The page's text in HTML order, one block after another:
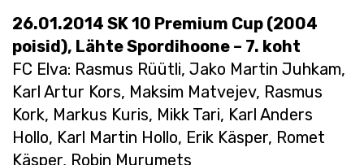
26.01.2014 SK 10 Premium Cup (2004
poisid), Lähte Spordihoone – 7. koht
FC Elva: Rasmus Rüütli, Jako Martin Juhkam,
Karl Artur Kors, Maksim Matvejev, Rasmus
Kork, Markus Kuris, Mikk Tari, Karl Anders
Hollo, Karl Martin Hollo, Erik Käsper, Romet
Käsper, Robin Murumets